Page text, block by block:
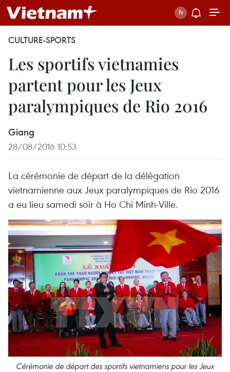
CULTURE-SPORTS
Les sportifs vietnamies
partent pour les Jeux
paralympiques de Rio 2016
Giang
28/08/2016 10:53
La cérémonie de départ de la délégation
vietnamienne aux Jeux paralympiques de Rio 2016
a eu lieu samedi soir à Ho Chi Minh-Ville.
Cérémonie de départ des sportifs vietnamiens pour les Jeux